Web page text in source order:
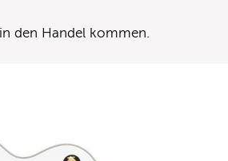
den Handel kommen.